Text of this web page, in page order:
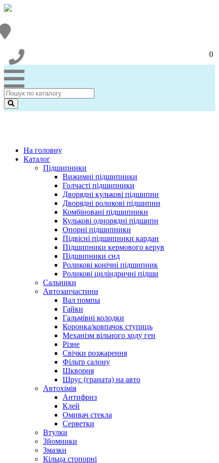
0
На головну
Каталог
Підшипники
Вижимні підшипники
Голчасті підшипники
Дворядні кулькові підшипни
Дворядні роликові підшипни
Комбіновані підшипники
Кулькові однорядні підшипн
Опорні підшипники
Підвісні підшипники кардан
Підшипники кермового керув
Підшипники снд
Роликові конічні підшипник
Роликові циліндричні підши
Сальники
Автозапчастини
Вал помпы
Гайки
Гальмівні колодки
Коронка/ковпачок ступиць
Механізм вільного ходу ген
Різне
Свічки розжарення
Фільтр салону
Шкворня
Шрус (граната) на авто
Автохімія
Антифриз
Клей
Омивач стекла
Серветки
Втулки
Зйомники
Змазки
Кільца стопорні